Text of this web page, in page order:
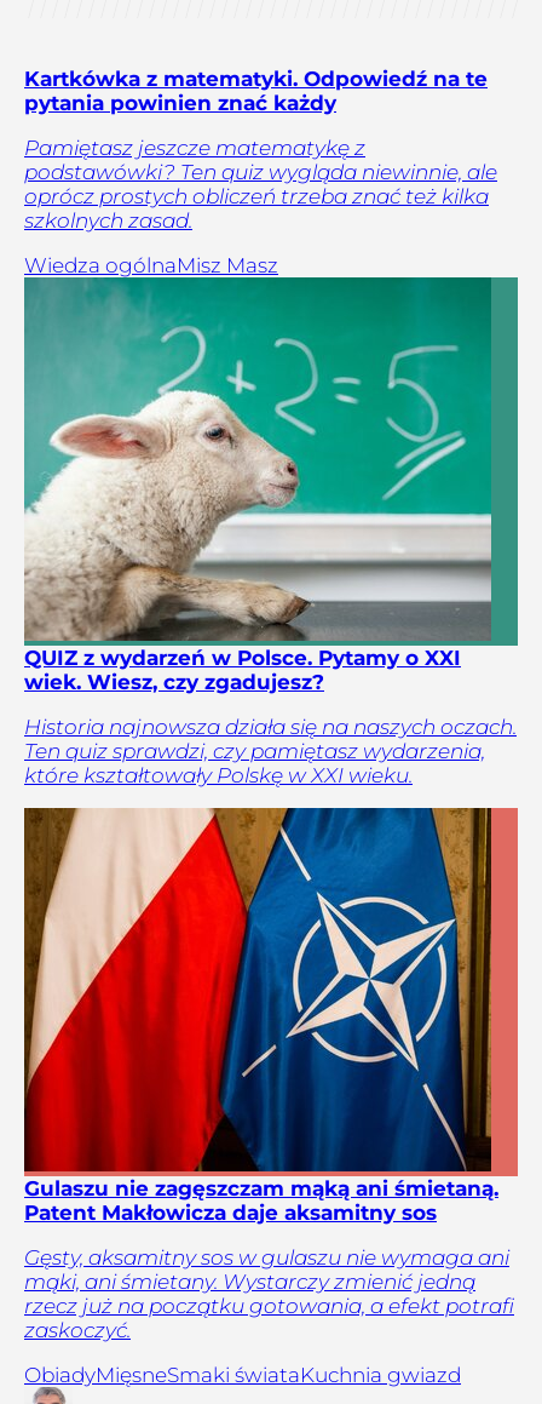
Kartkówka z matematyki. Odpowiedź na te
pytania powinien znać każdy
Pamiętasz jeszcze matematykę z
podstawówki? Ten quiz wygląda niewinnie, ale
oprócz prostych obliczeń trzeba znać też kilka
szkolnych zasad.
Wiedza ogólnaMisz Masz
QUIZ z wydarzeń w Polsce. Pytamy o XXI
wiek. Wiesz, czy zgadujesz?
Historia najnowsza działa się na naszych oczach.
Ten quiz sprawdzi, czy pamiętasz wydarzenia,
które kształtowały Polskę w XXI wieku.
Gulaszu nie zagęszczam mąką ani śmietaną.
Patent Makłowicza daje aksamitny sos
Gęsty, aksamitny sos w gulaszu nie wymaga ani
mąki, ani śmietany. Wystarczy zmienić jedną
rzecz już na początku gotowania, a efekt potrafi
zaskoczyć.
ObiadyMięsneSmaki świataKuchnia gwiazd